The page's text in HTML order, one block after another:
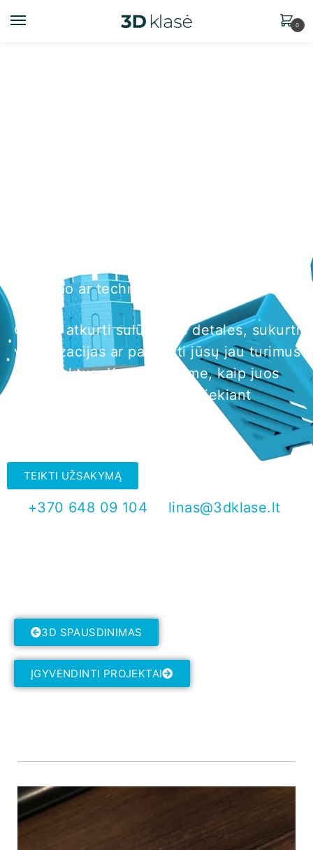
0
taupymo ar techninių savybių ypatumus.
Galime atkurti sulūžusias detales, sukurti
vizualizacijas ar pataisyti jūsų jau turimus
3D objektus. Konsultuojame, kaip juos
pritaikyti 3D spausdinimui siekiant
TEIKTI UŽSAKYMĄ
+370 648 09 104 linas@3dklase.lt
3D SPAUSDINIMAS
ĮGYVENDINTI PROJEKTAI